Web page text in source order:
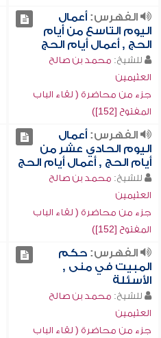
الفهرس:أعمال
اليوم التاسع من أيام
الحج , أعمال أيام الحج
للشيخ: محمد بن صالح
العثيمين
جزء من محاضرة ( لقاء الباب
المفتوح [152])
الفهرس:أعمال
اليوم الحادي عشر من
أيام الحج , أعمال أيام الحج
للشيخ: محمد بن صالح
العثيمين
جزء من محاضرة ( لقاء الباب
المفتوح [152])
الفهرس:حكم
المبيت في منى ,
الأسئلة
للشيخ: محمد بن صالح
العثيمين
جزء من محاضرة ( لقاء الباب